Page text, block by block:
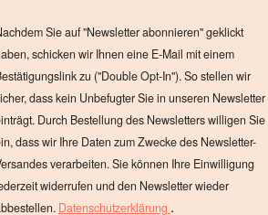
Sie auf "Newsletter abonnieren" geklickt
schicken wir Ihnen eine E-Mail mit einem
zu ("Double Opt-In"). So stellen wir
dass kein Unbefugter Sie in unseren Newsletter
Durch Bestellung des Newsletters willigen Sie
dass wir Ihre Daten zum Zwecke des Newsletter-
verarbeiten. Sie können Ihre Einwilligung
widerrufen und den Newsletter wieder
Datenschutzerklärung .